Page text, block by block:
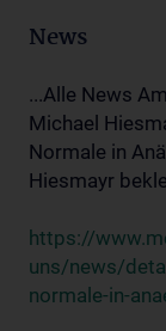
News
...Alle News
Michael
Normale in
Hiesmayr
https://
uns/news/
normale-in-